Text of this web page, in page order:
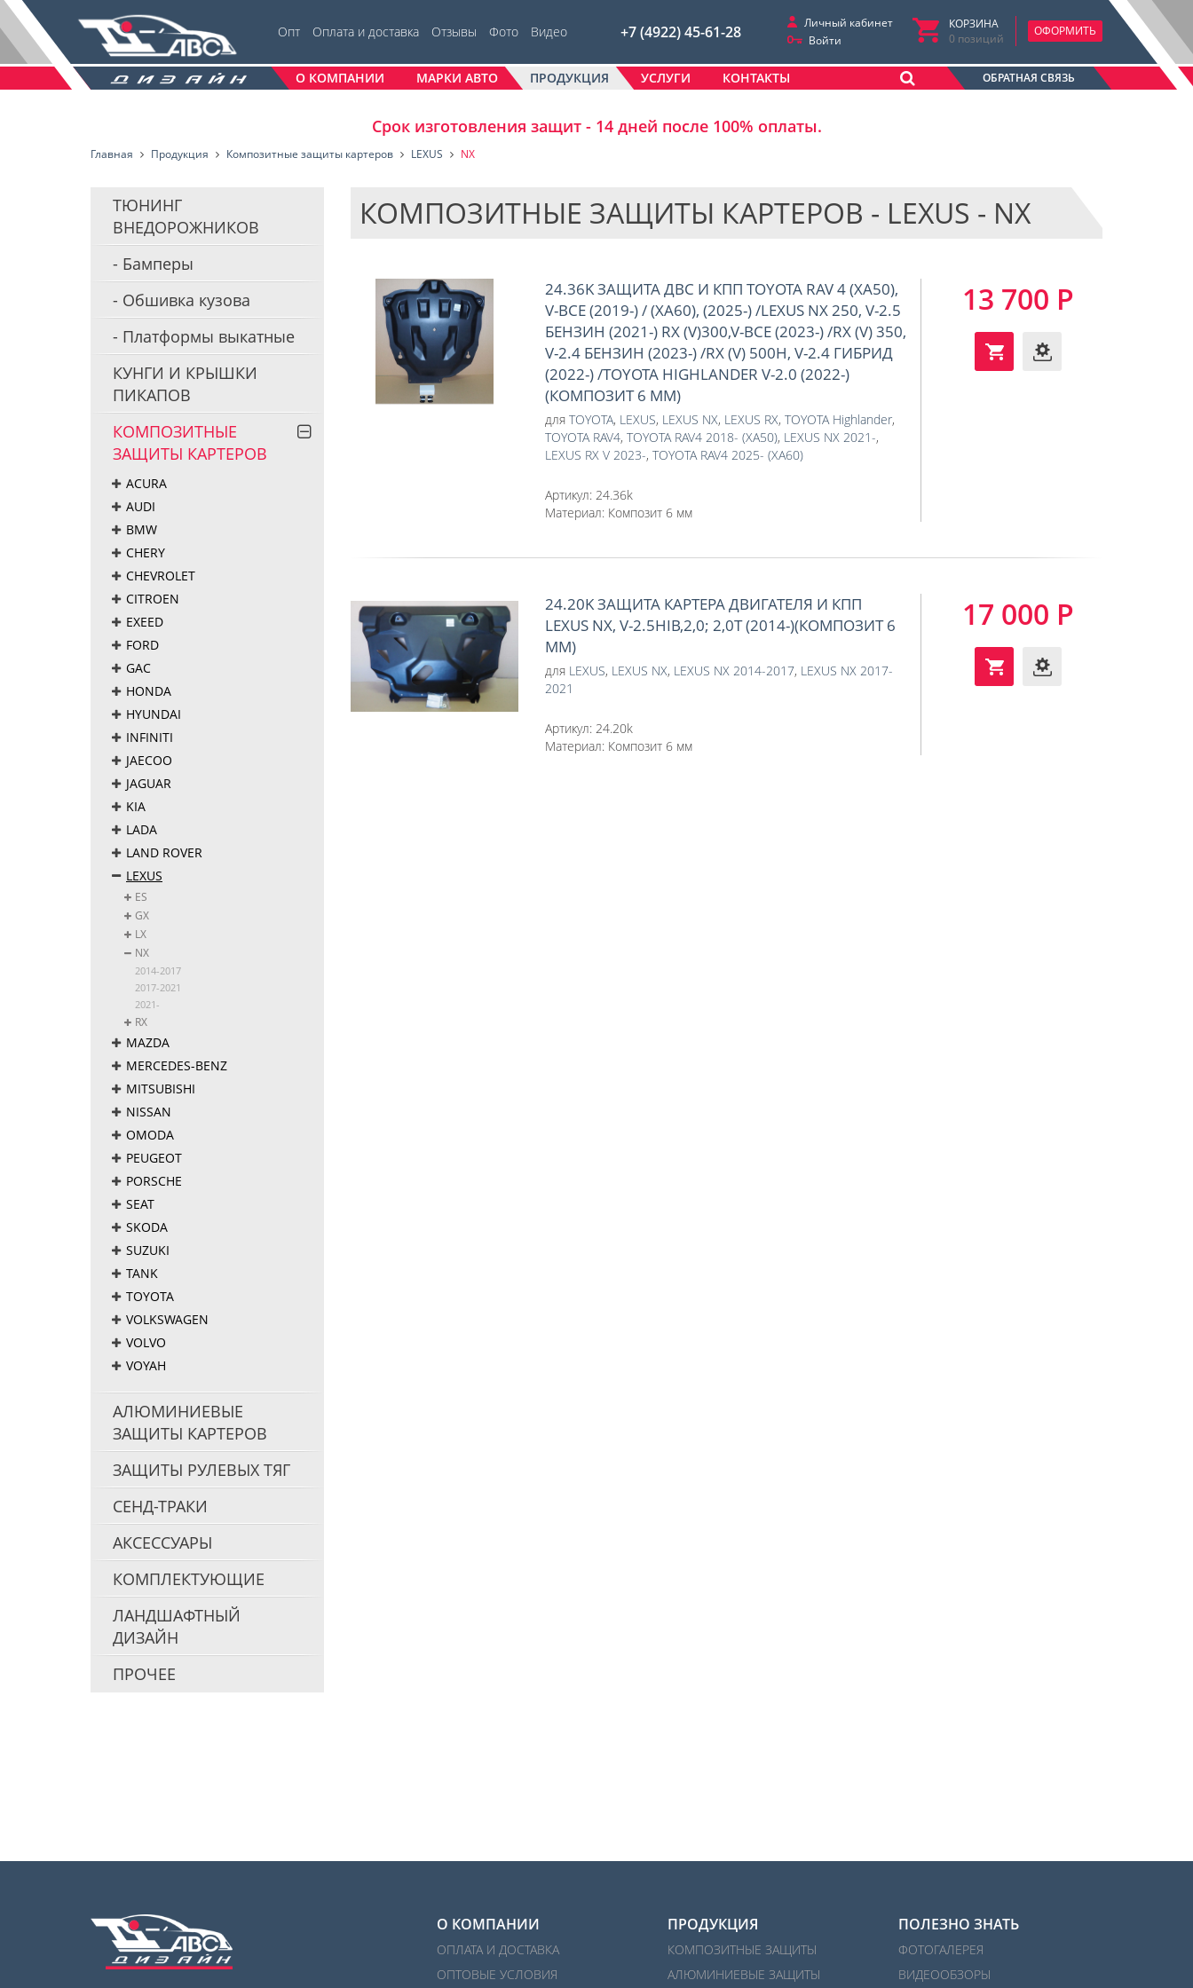
Опт Оплата и доставка Отзывы Фото Видео +7 (4922) 45-61-28
Личный кабинет
Войти
КОРЗИНА
0 позиций
ОФОРМИТЬ
О КОМПАНИИ МАРКИ АВТО ПРОДУКЦИЯ УСЛУГИ КОНТАКТЫ ОБРАТНАЯ СВЯЗЬ
Срок изготовления защит - 14 дней после 100% оплаты.
Главная Продукция Композитные защиты картеров LEXUS NX
КОМПОЗИТНЫЕ ЗАЩИТЫ КАРТЕРОВ - LEXUS - NX
ТЮНИНГ
ВНЕДОРОЖНИКОВ
Бамперы
Обшивка кузова
Платформы выкатные
КУНГИ И КРЫШКИ
ПИКАПОВ
КОМПОЗИТНЫЕ
ЗАЩИТЫ КАРТЕРОВ
ACURA
AUDI
BMW
CHERY
CHEVROLET
CITROEN
EXEED
FORD
GAC
HONDA
HYUNDAI
INFINITI
JAECOO
JAGUAR
KIA
LADA
LAND ROVER
LEXUS
ES
GX
LX
NX
2014-2017
2017-2021
2021-
RX
MAZDA
MERCEDES-BENZ
MITSUBISHI
NISSAN
OMODA
PEUGEOT
PORSCHE
SEAT
SKODA
SUZUKI
TANK
TOYOTA
VOLKSWAGEN
VOLVO
VOYAH
АЛЮМИНИЕВЫЕ
ЗАЩИТЫ КАРТЕРОВ
ЗАЩИТЫ РУЛЕВЫХ ТЯГ
СЕНД-ТРАКИ
АКСЕССУАРЫ
КОМПЛЕКТУЮЩИЕ
ЛАНДШАФТНЫЙ
ДИЗАЙН
ПРОЧЕЕ
24.36K ЗАЩИТА ДВС И КПП TOYOTA RAV 4 (XA50),
V-ВСЕ (2019-) / (XA60), (2025-) /LEXUS NX 250, V-2.5
БЕНЗИН (2021-) RX (V)300,V-ВСЕ (2023-) /RX (V) 350,
V-2.4 БЕНЗИН (2023-) /RX (V) 500H, V-2.4 ГИБРИД
(2022-) /TOYOTA HIGHLANDER V-2.0 (2022-)
(КОМПОЗИТ 6 ММ)
для TOYOTA, LEXUS, LEXUS NX, LEXUS RX, TOYOTA Highlander,
TOYOTA RAV4, TOYOTA RAV4 2018- (XA50), LEXUS NX 2021-,
LEXUS RX V 2023-, TOYOTA RAV4 2025- (XA60)
Артикул: 24.36k
Материал: Композит 6 мм
13 700 Р
24.20K ЗАЩИТА КАРТЕРА ДВИГАТЕЛЯ И КПП
LEXUS NX, V-2.5HIB,2,0; 2,0T (2014-)(КОМПОЗИТ 6
ММ)
для LEXUS, LEXUS NX, LEXUS NX 2014-2017, LEXUS NX 2017-
2021
Артикул: 24.20k
Материал: Композит 6 мм
17 000 Р
О КОМПАНИИ
ОПЛАТА И ДОСТАВКА
ОПТОВЫЕ УСЛОВИЯ
ПРОДУКЦИЯ
КОМПОЗИТНЫЕ ЗАЩИТЫ
АЛЮМИНИЕВЫЕ ЗАЩИТЫ
ПОЛЕЗНО ЗНАТЬ
ФОТОГАЛЕРЕЯ
ВИДЕООБЗОРЫ